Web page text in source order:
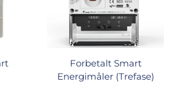
Forbetalt Smart
Energimåler (Trefase)